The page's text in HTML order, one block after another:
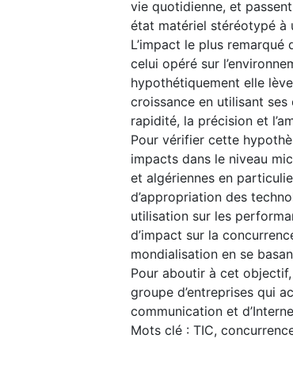
vie quotidienne, et
état matériel stéréotypé à
L’impact le plus remarqué
celui opéré sur
hypothétiquement elle
croissance en utilisant
rapidité, la précision et
Pour vérifier cette
impacts dans le niveau
et algériennes en
d’appropriation des
utilisation sur les
d’impact sur la
mondialisation en se
Pour aboutir à cet
groupe d’entreprises qui
communication et
Mots clé : TIC,